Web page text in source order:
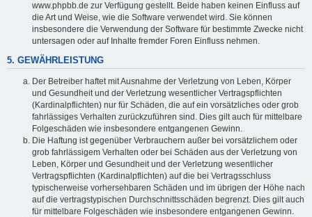
www.phpbb.de zur Verfügung gestellt. Beide haben keinen Einfluss auf
die Art und Weise, wie die Software verwendet wird. Sie können
insbesondere die Verwendung der Software für bestimmte Zwecke nicht
untersagen oder auf Inhalte fremder Foren Einfluss nehmen.
5. GEWÄHRLEISTUNG
Der Betreiber haftet mit Ausnahme der Verletzung von Leben, Körper
und Gesundheit und der Verletzung wesentlicher Vertragspflichten
(Kardinalpflichten) nur für Schäden, die auf ein vorsätzliches oder grob
fahrlässiges Verhalten zurückzuführen sind. Dies gilt auch für mittelbare
Folgeschäden wie insbesondere entgangenen Gewinn.
Die Haftung ist gegenüber Verbrauchern außer bei vorsätzlichem oder
grob fahrlässigem Verhalten oder bei Schäden aus der Verletzung von
Leben, Körper und Gesundheit und der Verletzung wesentlicher
Vertragspflichten (Kardinalpflichten) auf die bei Vertragsschluss
typischerweise vorhersehbaren Schäden und im übrigen der Höhe nach
auf die vertragstypischen Durchschnittsschäden begrenzt. Dies gilt auch
für mittelbare Folgeschäden wie insbesondere entgangenen Gewinn.